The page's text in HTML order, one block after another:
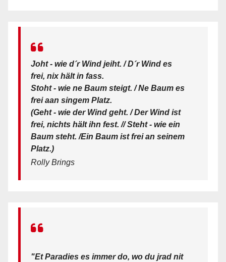
Joht - wie d´r Wind jeiht. / D´r Wind es
frei, nix hält in fass.
Stoht - wie ne Baum steigt. / Ne Baum es
frei aan singem Platz.
(Geht - wie der Wind geht. / Der Wind ist
frei, nichts hält ihn fest. // Steht - wie ein
Baum steht. /Ein Baum ist frei an seinem
Platz.)
Rolly Brings
"Et Paradies es immer do, wo du jrad nit